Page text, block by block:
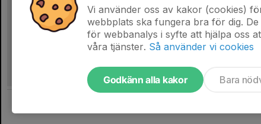
Vi använder oss av kakor (cookies)
webbplats ska fungera bra för dig. De
för webbanalys i syfte att hjälpa oss
våra tjänster. Så använder vi cookies
Godkänn alla kakor Bara